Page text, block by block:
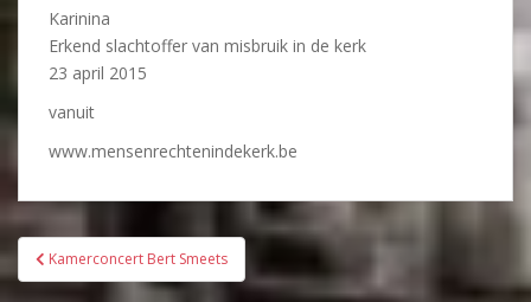
Karinina
Erkend slachtoffer van misbruik in de kerk
23 april 2015
vanuit
www.mensenrechtenindekerk.be
Bericht
navigatie
Kamerconcert Bert Smeets